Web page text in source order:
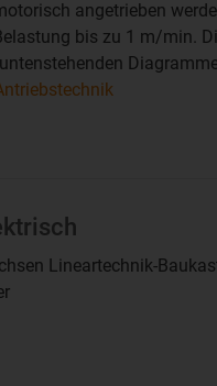
angetrieben
bis zu 1 m/min.
Lineartechnik-